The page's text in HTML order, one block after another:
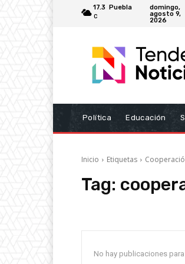
17.3
C
Puebla
domingo,
agosto 9,
2026
Política Educación
Inicio Etiquetas
Tag:
No hay publicaciones